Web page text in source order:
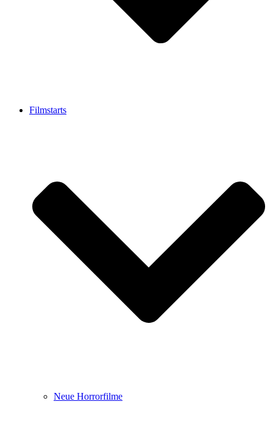
Filmstarts
Neue Horrorfilme